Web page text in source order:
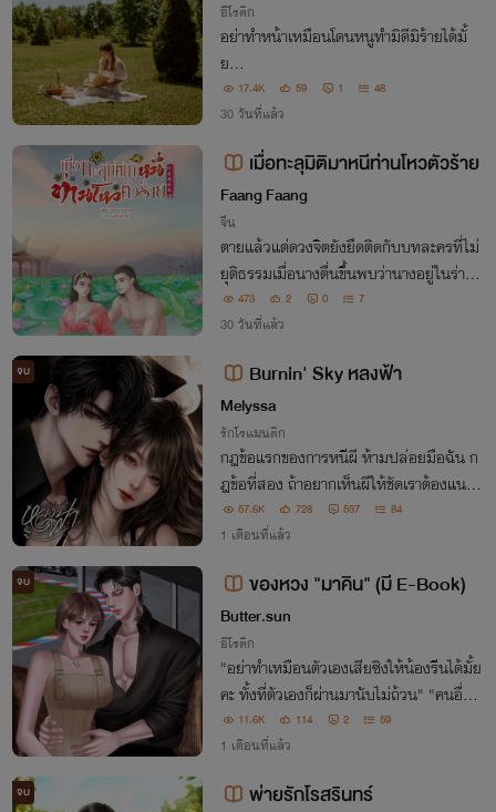
อีโรติก
อย่าทำหน้าเหมือนโดนหนูทำมิดีมิร้ายได้มั้
ย...
17.4K 59 1 48
30 วันที่แล้ว
เมื่อทะลุมิติมาหนีท่านโหวตัวร้าย
Faang Faang
จีน
ตายแล้วแต่ดวงจิตยังยึดติดกับบทละครที่ไม่
ยุติธรรมเมื่อนางตื่นขึ้นพบว่านางอยู่ในร่างตั
วละครในซีรีส์แต่นางจะไม่อยากตาย จึงหนี แ
ต่สวรรค์ก็พาเขามาเจอนาง นางจะหนีชายหนุ่
473 2 0 7
30 วันที่แล้ว
จบ Burnin' Sky หลงฟ้า
Melyssa
รักโรแมนติก
กฎข้อแรกของการหนีผี ห้ามปล่อยมือฉัน ก
ฎข้อที่สอง ถ้าอยากเห็นผีให้ชัดเราต้องแนบชิ
ดกันมากกว่านี้!
57.6K 728 537 84
1 เดือนที่แล้ว
จบ ของหวง "มาคิน" (มี E-Book)
Butter.sun
อีโรติก
"อย่าทำเหมือนตัวเองเสียซิงให้น้องรีนได้มั้ย
คะ ทั้งที่ตัวเองก็ผ่านมานับไม่ถ้วน" "คนอื่นเ
ฮียไม่นับ.. ไม่รู้แหละน้องรีนได้เฮียแล้ว น้อง
รีนต้องรับผิดชอบ"
11.6K 114 2 59
1 เดือนที่แล้ว
จบ พ่ายรักโรสรินทร์